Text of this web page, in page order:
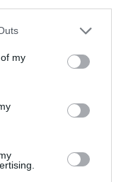
one or more Google
You may click to
third-party tags to
in below Google
my